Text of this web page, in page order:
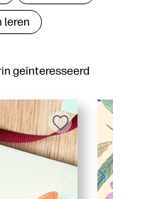
geïnteresseerd
leren